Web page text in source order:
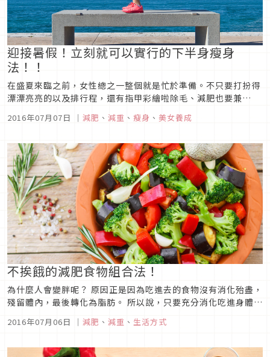
迎接暑假！立刻就可以實行的下半身瘦身
法！！
在盛夏來臨之前，女性總之一整個就是忙於準備。不只要打扮得
漂漂亮亮的以及排行程，還有指甲彩繪啦除毛、減肥也要兼
了，可是會留下遺憾的夏日回憶的喔。
2016年07月07日 ｜ 減肥 、 減重 、 瘦身 、 美女養成
不挨餓的減肥食物組合法！
為什麼人會變胖呢？ 原因正是因為吃進去的食物沒有消化殆盡，
殘留體內，最後轉化為脂肪。 所以說，只要充分消化吃進身體的
大家都十分熟悉。
2016年07月06日 ｜ 減肥 、 減重 、 生活方式